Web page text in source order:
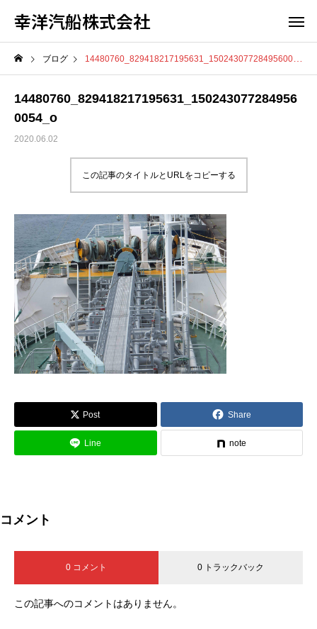
幸洋汽船株式会社
ブログ 14480760_829418217195631_1502430772849560054_o
14480760_829418217195631_150243077284956
0054_o
2020.06.02
この記事のタイトルとURLをコピーする
Post Share
Line note
コメント
0 コメント 0 トラックバック
この記事へのコメントはありません。